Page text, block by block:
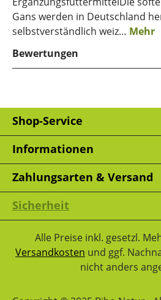
Gans werden in Deutschland
selbstverständlich weiz… Mehr
Bewertungen
Shop-Service
Informationen
Zahlungsarten & Versand
Sicherheit
Alle Preise inkl. gesetzl.
Versandkosten und ggf.
nicht anders